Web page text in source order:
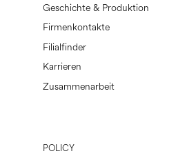
Geschichte & Produktion
Firmenkontakte
Filialfinder
Karrieren
Zusammenarbeit
POLICY